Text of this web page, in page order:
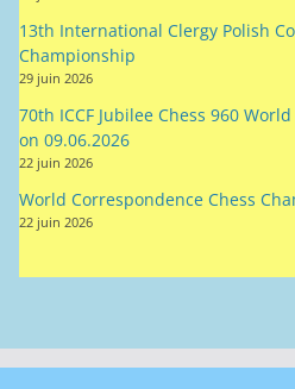
70th ICCF Jubilee Chess 960
on 09.06.2026
22 juin 2026
World Correspondence Chess
22 juin 2026
Mentions légales